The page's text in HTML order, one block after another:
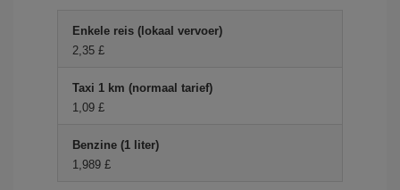
Enkele reis (lokaal vervoer)
2,35 £
Taxi 1 km (normaal tarief)
1,09 £
Benzine (1 liter)
1,989 £